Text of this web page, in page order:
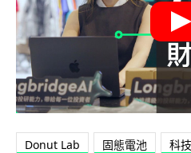
Donut Lab 固態電池 科